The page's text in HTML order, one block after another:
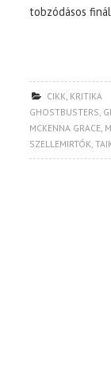
tobzódásos
CIKK, KRITIKA
GHOSTBUSTERS,
MCKENNA GRACE,
SZELLEMIRTÓK,